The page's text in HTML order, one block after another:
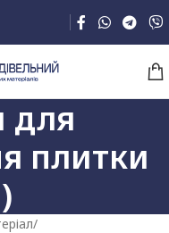
для
плитки